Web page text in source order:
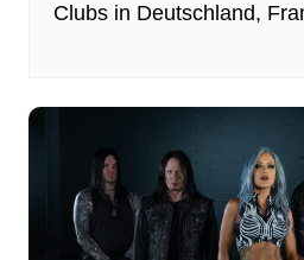
Clubs in Deutschland,